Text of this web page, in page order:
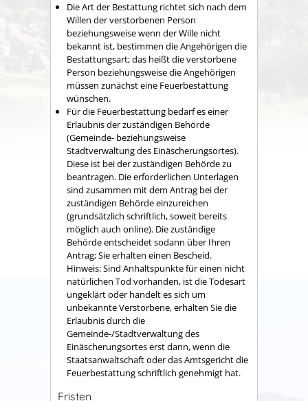
Die Art der Bestattung richtet sich nach dem
Willen der verstorbenen Person
beziehungsweise wenn der Wille nicht
bekannt ist, bestimmen die Angehörigen die
Bestattungsart; das heißt die verstorbene
Person beziehungsweise die Angehörigen
müssen zunächst eine Feuerbestattung
wünschen.
Für die Feuerbestattung bedarf es einer
Erlaubnis der zuständigen Behörde
(Gemeinde- beziehungsweise
Stadtverwaltung des Einäscherungsortes).
Diese ist bei der zuständigen Behörde zu
beantragen. Die erforderlichen Unterlagen
sind zusammen mit dem Antrag bei der
zuständigen Behörde einzureichen
(grundsätzlich schriftlich, soweit bereits
möglich auch online). Die zuständige
Behörde entscheidet sodann über Ihren
Antrag; Sie erhalten einen Bescheid.
Hinweis: Sind Anhaltspunkte für einen nicht
natürlichen Tod vorhanden, ist die Todesart
ungeklärt oder handelt es sich um
unbekannte Verstorbene, erhalten Sie die
Erlaubnis durch die
Gemeinde-/Stadtverwaltung des
Einäscherungsortes erst dann, wenn die
Staatsanwaltschaft oder das Amtsgericht die
Feuerbestattung schriftlich genehmigt hat.
Fristen